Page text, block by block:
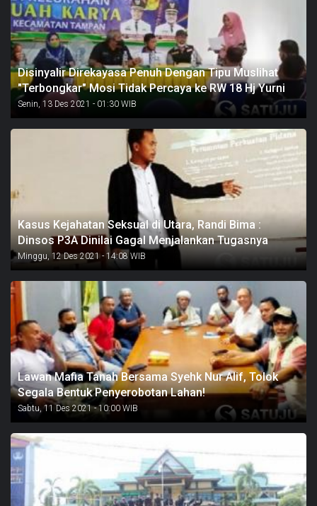
Disinyalir Direkayasa Penuh Dengan Tipu Muslihat
"Terbongkar" Mosi Tidak Percaya ke RW 18 Hj Yurni
Senin, 13 Des 2021 - 01:30 WIB
Kasus Kejahatan Seksual di Utara, Randi Bima :
Dinsos P3A Dinilai Gagal Menjalankan Tugasnya
Minggu, 12 Des 2021 - 14:08 WIB
Lawan Mafia Tanah Bersama Syehk Nur Alif, Tolok
Segala Bentuk Penyerobotan Lahan!
Sabtu, 11 Des 2021 - 10:00 WIB